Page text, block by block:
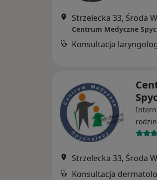
Strzelecka 33, Środa
Centrum Medyczne
Konsultacja
Strzelecka 33, Środa
Konsultacja